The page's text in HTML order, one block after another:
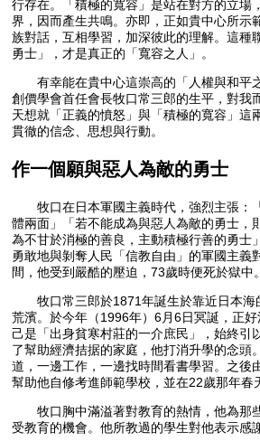
行存在。「積極的寬容」是站在對方的立場
界，因而產生共鳴。亦即，正如貴中心所示
族對話，互相學習，加深彼此的理解。這種
勇士」，才是真正的「寬容之人」。
有幸能在貴中心這崇高的「人權與和平
創價學會首任會長牧口常三郎的生平，對我
天想就「正義的憤怒」與「積極的寬容」這
貫徹的信念、思想與行動。
作一個願與惡人為敵的勇士
牧口在日本軍國主義時代，強烈主張：
體兩面」「若不能成為與惡人為敵的勇士，
為不甘於消極的善良，主動積極行善的勇士
勇敢地與剝奪人民「信教自由」的軍國主義
間，他受到嚴酷的壓迫，73歲時便死於獄中。
牧口常三郎於1871年誕生於靠近日本海
荒濱。於今年（1996年）6月6日冥誕，正
己是「出身貧寒村莊的一介庶民」，始終引
了幫助經濟拮据的家庭，他打消升學的念頭
道，一邊工作，一邊找時間看書學習。之後
幫助他自修考進師範學校，並在22歲那年春
牧口胸中滿溢著對教育的熱情，他為那
受教育的機會。他所教過的學生對他表示感